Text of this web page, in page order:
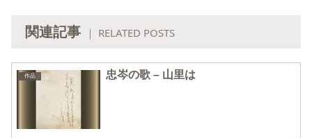
関連記事 ｜ RELATED POSTS
作品 忠岑の歌 – 山里は